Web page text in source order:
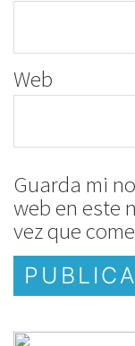
Web
Guarda mi
web en este
vez que